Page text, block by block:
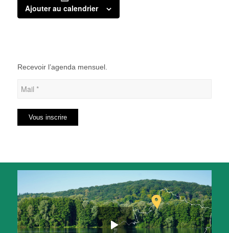
Ajouter au calendrier
Recevoir l’agenda mensuel.